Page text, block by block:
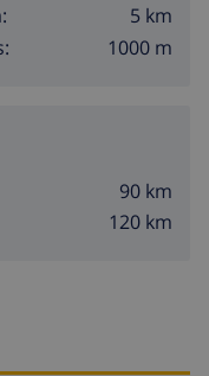
5 km
1000 m
90 km
120 km